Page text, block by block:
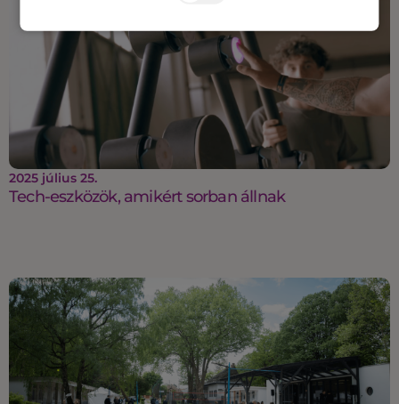
2025 július 25.
Tech-eszközök, amikért sorban állnak